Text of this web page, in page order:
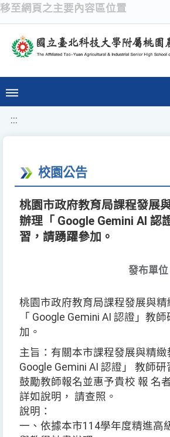
移至網頁之主要內容區位置
:::
校園公告
桃園市政府教育局課程發展
辦理「 Google Gemini AI 認
習，請踴躍參加。
發布單位
桃園市政府教育局課程發展與
「 Google Gemini AI 認證」教
加。
主旨：有關本市課程發展與精緻
Google Gemini AI 認證」 教師
鼓勵教師報名並惠予貴校 報 名
詳如說明， 請查照。
說明：
一、依據本市114學年度精進高